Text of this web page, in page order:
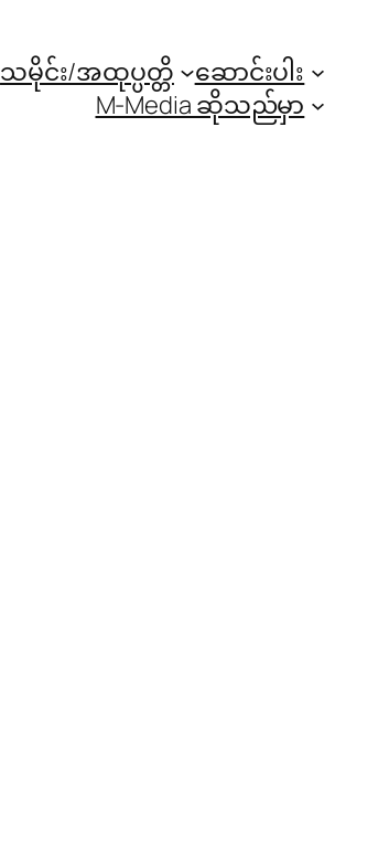
သမိုင်း/အထုပ္ပတ္တိ
ဆောင်းပါး
M-Media ဆိုသည်မှာ